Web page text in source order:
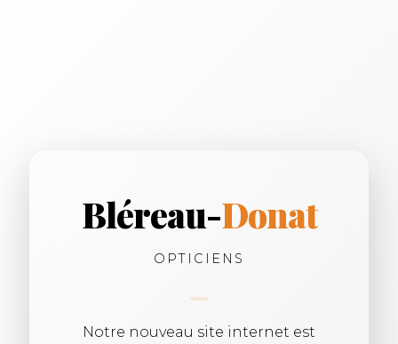
Bléreau-Donat
OPTICIENS
Notre nouveau site internet est